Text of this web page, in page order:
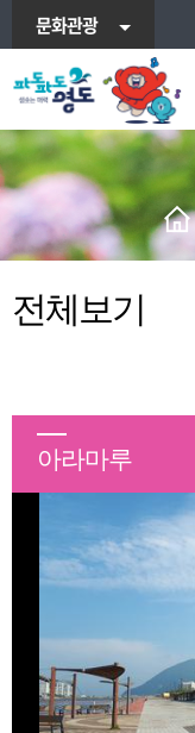
문화관광
전체보기
아라마루